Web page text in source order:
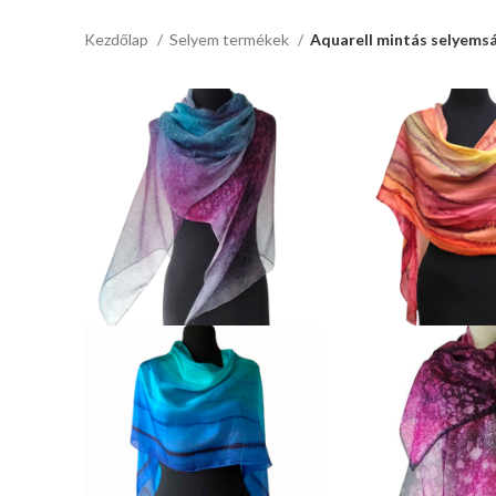
Kezdőlap Selyem termékek Aquarell mintás